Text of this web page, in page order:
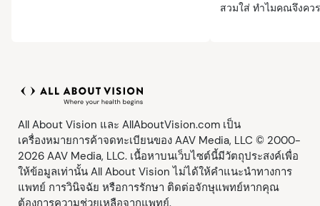
สวมใส่ ทำไมคุณจึงคว
All About Vision และ AllAboutVision.com เป็น
เครื่องหมายการค้าจดทะเบียนของ AAV Media, LLC © 2000-
2026 AAV Media, LLC. เนื้อหาบนเว็บไซต์นี้มีวัตถุประสงค์เพื่อ
ให้ข้อมูลเท่านั้น All About Vision ไม่ได้ให้คำแนะนำทางการ
แพทย์ การวินิจฉัย หรือการรักษา ติดต่อจักษุแพทย์หากคุณ
ต้องการความช่วยเหลือจากแพทย์.